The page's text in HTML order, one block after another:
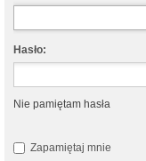
Hasło:
Nie pamiętam hasła
Zapamiętaj mnie